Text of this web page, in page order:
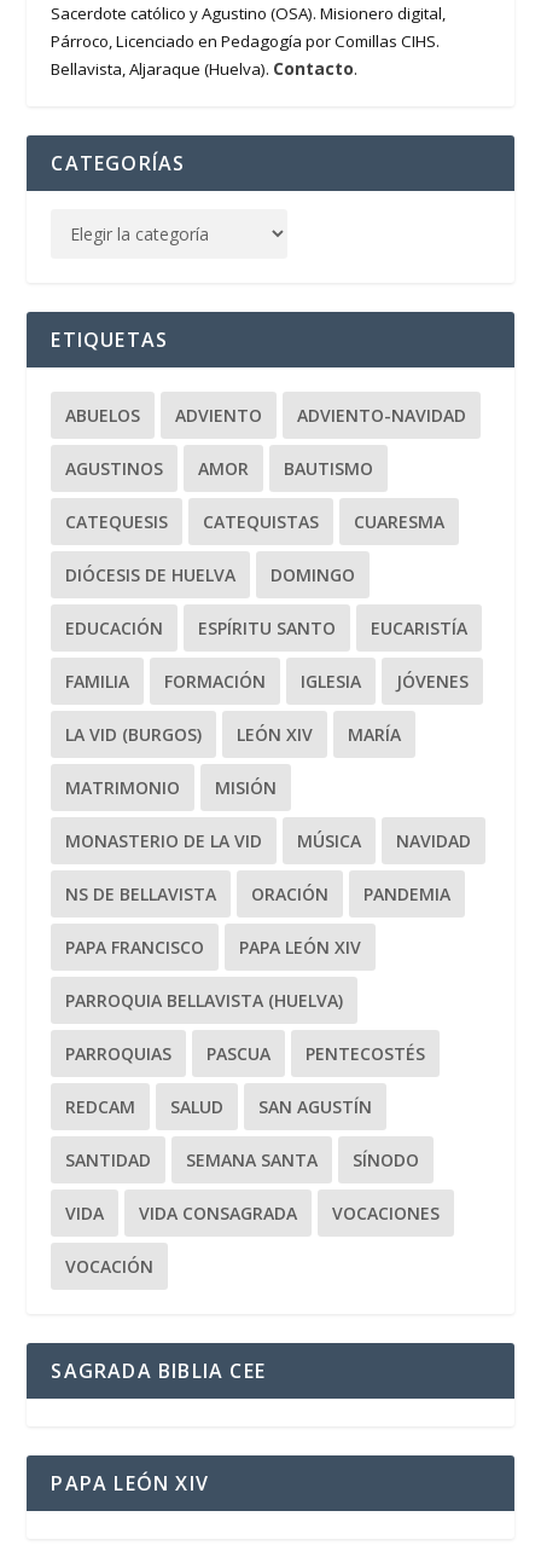
Sacerdote católico y Agustino (OSA). Misionero digital,
Párroco, Licenciado en Pedagogía por Comillas CIHS.
Bellavista, Aljaraque (Huelva). Contacto.
CATEGORÍAS
ETIQUETAS
ABUELOS ADVIENTO ADVIENTO-NAVIDAD
AGUSTINOS AMOR BAUTISMO
CATEQUESIS CATEQUISTAS CUARESMA
DIÓCESIS DE HUELVA DOMINGO
EDUCACIÓN ESPÍRITU SANTO EUCARISTÍA
FAMILIA FORMACIÓN IGLESIA JÓVENES
LA VID (BURGOS) LEÓN XIV MARÍA
MATRIMONIO MISIÓN
MONASTERIO DE LA VID MÚSICA NAVIDAD
NS DE BELLAVISTA ORACIÓN PANDEMIA
PAPA FRANCISCO PAPA LEÓN XIV
PARROQUIA BELLAVISTA (HUELVA)
PARROQUIAS PASCUA PENTECOSTÉS
REDCAM SALUD SAN AGUSTÍN
SANTIDAD SEMANA SANTA SÍNODO
VIDA VIDA CONSAGRADA VOCACIONES
VOCACIÓN
SAGRADA BIBLIA CEE
PAPA LEÓN XIV